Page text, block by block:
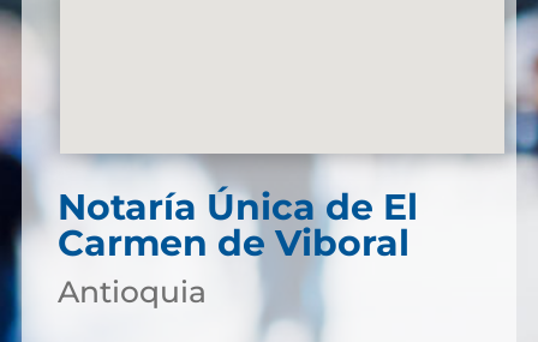
Notaría Única de El
Carmen de Viboral
Antioquia